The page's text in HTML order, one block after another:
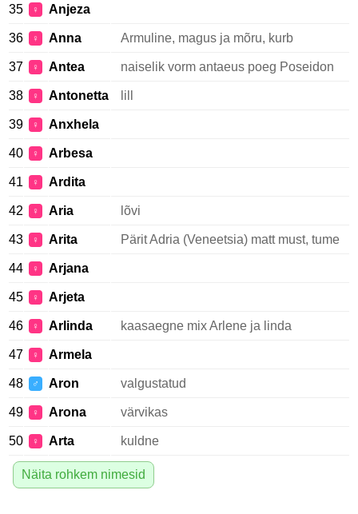
35 ♀ Anjeza
36 ♀ Anna Armuline, magus ja mõru, kurb
37 ♀ Antea naiselik vorm antaeus poeg Poseidon
38 ♀ Antonetta lill
39 ♀ Anxhela
40 ♀ Arbesa
41 ♀ Ardita
42 ♀ Aria lõvi
43 ♀ Arita Pärit Adria (Veneetsia) matt must, tume
44 ♀ Arjana
45 ♀ Arjeta
46 ♀ Arlinda kaasaegne mix Arlene ja linda
47 ♀ Armela
48 ♂ Aron valgustatud
49 ♀ Arona värvikas
50 ♀ Arta kuldne
Näita rohkem nimesid